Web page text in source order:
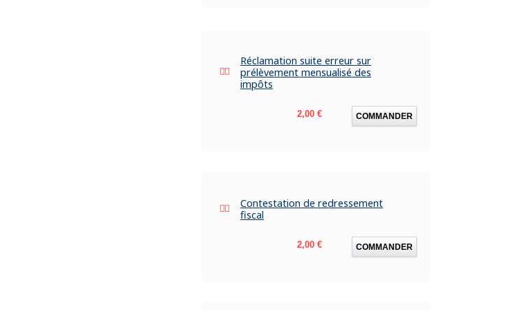
Réclamation suite erreur sur
prélèvement mensualisé des
impôts
Prix
2,00 € COMMANDER
Contestation de redressement
fiscal
Prix
2,00 € COMMANDER